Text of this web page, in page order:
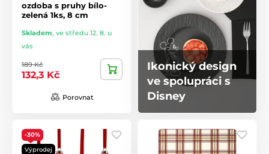
ozdoba s pruhy bílo-
zelená 1ks, 8 cm
Skladem, ve středu 12. 8. u
vás
189 Kč
132,3 Kč
Porovnat
Ikonický design
ve spolupráci s
Disney
-30%
Výprodej